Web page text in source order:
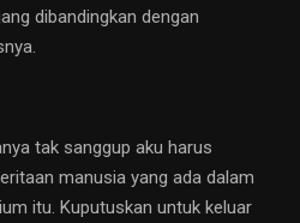
dibandingkan dengan
tak sanggup aku harus
manusia yang ada dalam
itu. Kuputuskan untuk keluar